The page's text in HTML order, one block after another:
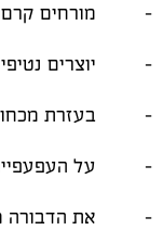
- מורחים קרם
- יוצרים נטיפי
- בעזרת
- על העפעפיים
- את הדבורה